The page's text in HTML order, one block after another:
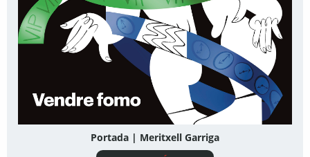
Portada | Meritxell Garriga